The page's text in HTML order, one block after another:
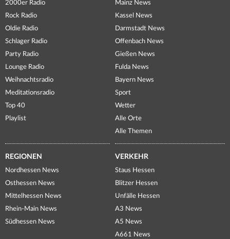
2000er Radio
Rock Radio
Oldie Radio
Schlager Radio
Party Radio
Lounge Radio
Weihnachtsradio
Meditationsradio
Top 40
Playlist
Mainz News
Kassel News
Darmstadt News
Offenbach News
Gießen News
Fulda News
Bayern News
Sport
Wetter
Alle Orte
Alle Themen
REGIONEN
Nordhessen News
Osthessen News
Mittelhessen News
Rhein-Main News
Südhessen News
VERKEHR
Staus Hessen
Blitzer Hessen
Unfälle Hessen
A3 News
A5 News
A661 News